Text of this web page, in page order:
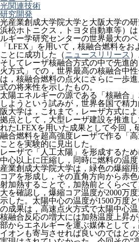
光関連技術
研究開発
光産業創成大学院大学と大阪大学の研
浜松ホトニクス，トヨタ自動車等）
ルギー学研究センターの世界最大の
「LFEX」を用いて，核融合燃料をお
ことに成功した（ニュースリリース ）
そしてレーザ核融合方式の中で先進
火方式」での，世界最高の核融合中
は，核融合燃料の点火にさらに一歩
式の将来性を示したもの。
太陽エネルギーの源である「核融合
しようという試みが，世界各国で精
阪大学は，これまで，レーザ方式に
拠点として，大型レーザ建設を推進
れたLFEXを用いた成果として今回，
融合燃料を超高強度レーザで作る「
ことを実験的に見出した。
レーザで「人工太陽」を形成するた
中心以上に圧縮し，同時に燃料の温
産業創成大学院大学は，緑色の爆縮
コアを形成し，その直角方向から赤
射加熱することで，加熱前とくらべ
大を確認し，爆縮コア温度が2000万
示した。太陽中心の温度が1500万度
の成果は，高速点火方式で太陽中心温
核融合反応の増大には加熱温度上昇
部からエネルギーを運ぶ媒体として
イオンも寄与させれば良いのではと